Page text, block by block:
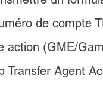
de compte
action (GME/
Transfer Agent